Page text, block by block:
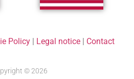
Policy| Legal notice| Contact
© 2026